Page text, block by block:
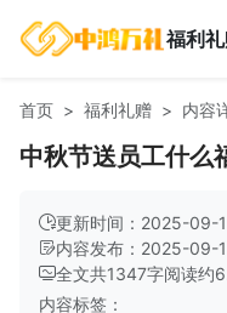
福利
首页 福利礼赠 内容
中秋节送员工什么
更新时间：2025-09-
内容发布：2025-09-
全文共1347字阅读约
内容标签：